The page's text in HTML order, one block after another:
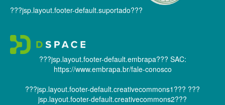
???jsp.layout.footer-default.suportado???
???jsp.layout.footer-default.embrapa??? SAC:
https://www.embrapa.br/fale-conosco
???jsp.layout.footer-default.creativecommons1??? ???
jsp.layout.footer-default.creativecommons2???